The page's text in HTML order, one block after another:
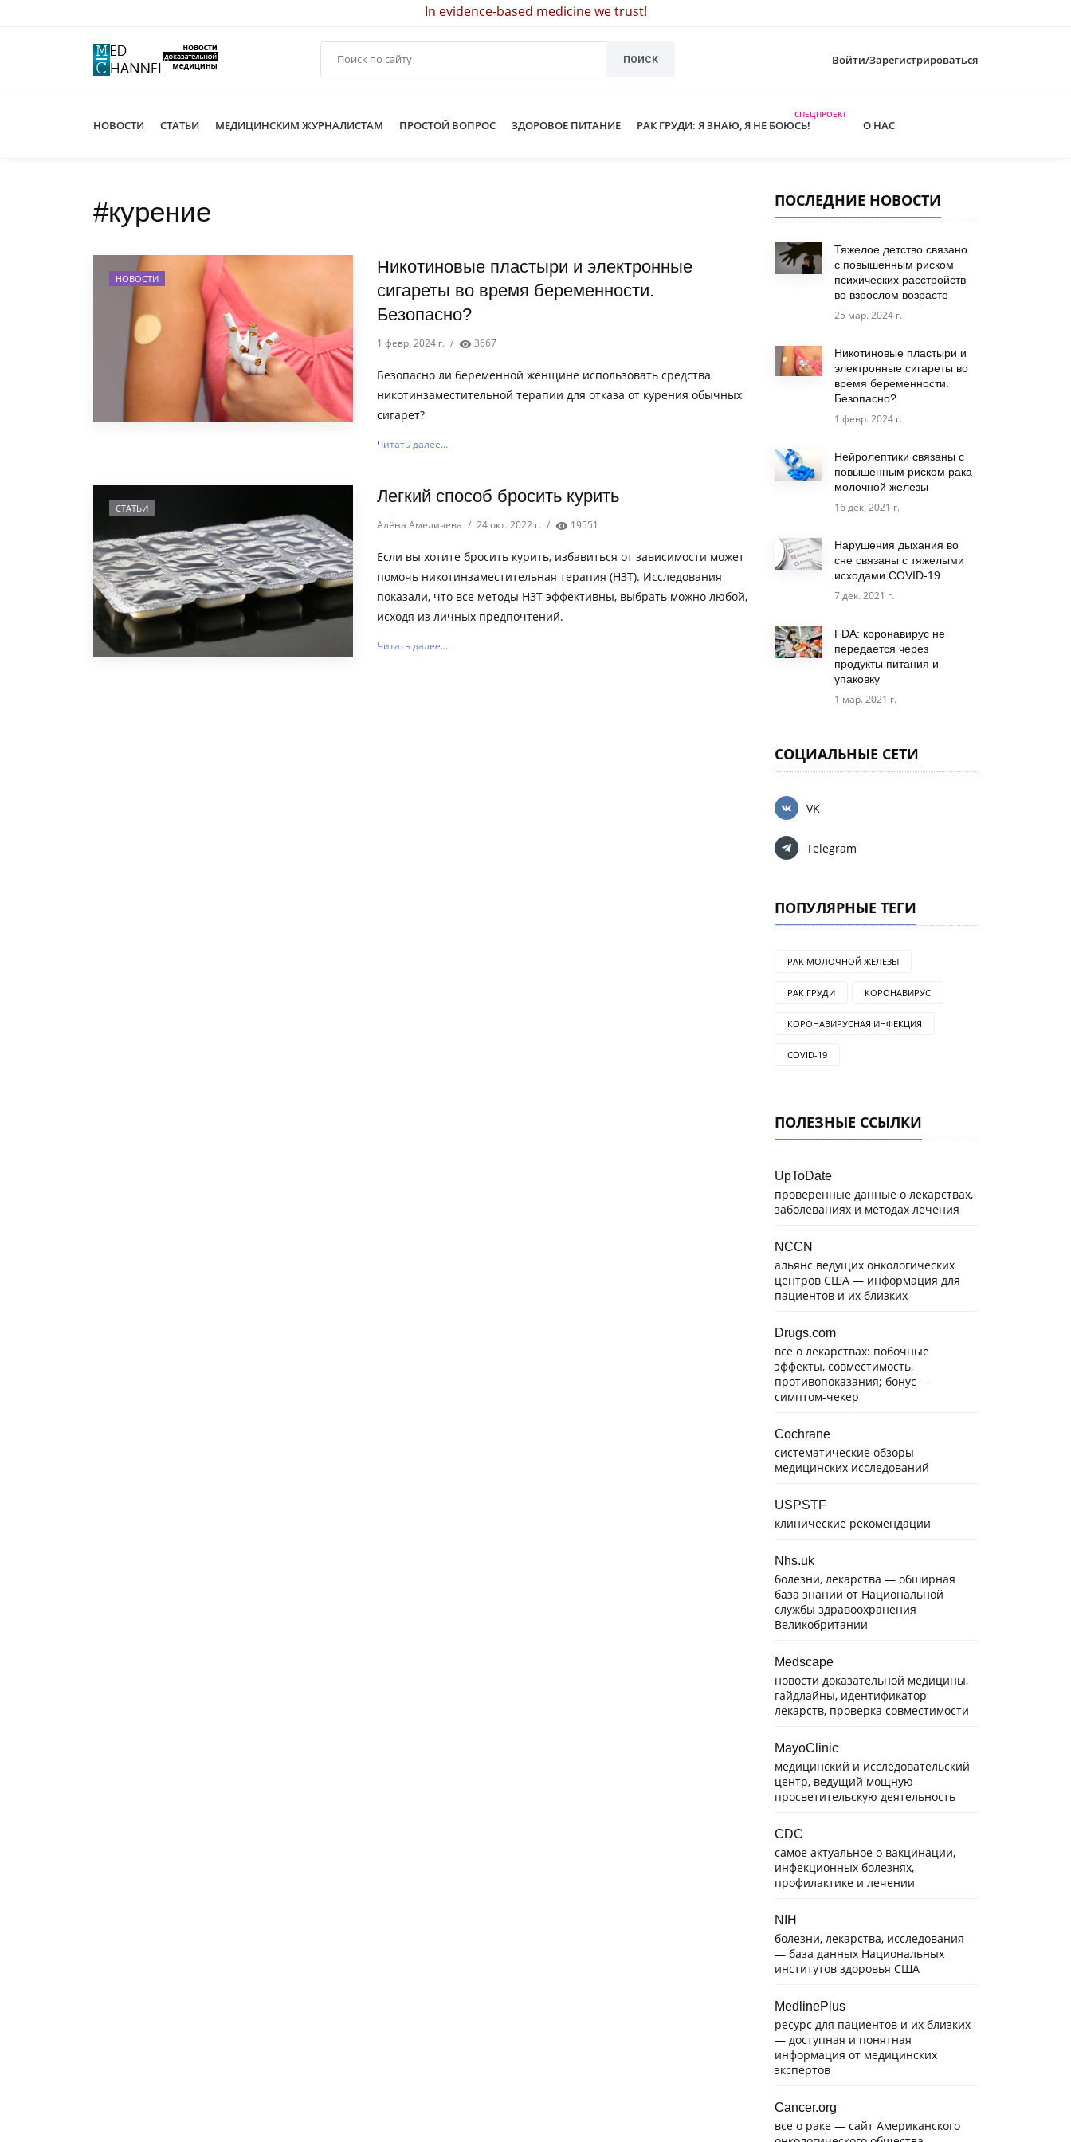
In evidence-based medicine we trust!
ПОИСК Войти/Зарегистрироваться
НОВОСТИ СТАТЬИ МЕДИЦИНСКИМ ЖУРНАЛИСТАМ ПРОСТОЙ ВОПРОС ЗДОРОВОЕ ПИТАНИЕ РАК ГРУДИ: Я ЗНАЮ, Я НЕ БОЮСЬ!
СПЕЦПРОЕКТ
О НАС
#курение
НОВОСТИ
Никотиновые пластыри и электронные
сигареты во время беременности.
Безопасно?
1 февр. 2024 г. / 3667
Безопасно ли беременной женщине использовать средства
никотинзаместительной терапии для отказа от курения обычных
сигарет?
Читать далее...
СТАТЬИ
Легкий способ бросить курить
Алёна Амеличева / 24 окт. 2022 г. / 19551
Если вы хотите бросить курить, избавиться от зависимости может
помочь никотинзаместительная терапия (НЗТ). Исследования
показали, что все методы НЗТ эффективны, выбрать можно любой,
исходя из личных предпочтений.
Читать далее...
ПОСЛЕДНИЕ НОВОСТИ
Тяжелое детство связано
с повышенным риском
психических расстройств
во взрослом возрасте
25 мар. 2024 г.
Никотиновые пластыри и
электронные сигареты во
время беременности.
Безопасно?
1 февр. 2024 г.
Нейролептики связаны с
повышенным риском рака
молочной железы
16 дек. 2021 г.
Нарушения дыхания во
сне связаны с тяжелыми
исходами COVID-19
7 дек. 2021 г.
FDA: коронавирус не
передается через
продукты питания и
упаковку
1 мар. 2021 г.
СОЦИАЛЬНЫЕ СЕТИ
VK
Telegram
ПОПУЛЯРНЫЕ ТЕГИ
РАК МОЛОЧНОЙ ЖЕЛЕЗЫ
РАК ГРУДИ КОРОНАВИРУС
КОРОНАВИРУСНАЯ ИНФЕКЦИЯ
COVID-19
ПОЛЕЗНЫЕ ССЫЛКИ
UpToDate
проверенные данные о лекарствах,
заболеваниях и методах лечения
NCCN
альянс ведущих онкологических
центров США — информация для
пациентов и их близких
Drugs.com
все о лекарствах: побочные
эффекты, совместимость,
противопоказания; бонус —
симптом-чекер
Cochrane
систематические обзоры
медицинских исследований
USPSTF
клинические рекомендации
Nhs.uk
болезни, лекарства — обширная
база знаний от Национальной
службы здравоохранения
Великобритании
Medscape
новости доказательной медицины,
гайдлайны, идентификатор
лекарств, проверка совместимости
MayoClinic
медицинский и исследовательский
центр, ведущий мощную
просветительскую деятельность
CDC
самое актуальное о вакцинации,
инфекционных болезнях,
профилактике и лечении
NIH
болезни, лекарства, исследования
— база данных Национальных
институтов здоровья США
MedlinePlus
ресурс для пациентов и их близких
— доступная и понятная
информация от медицинских
экспертов
Cancer.org
все о раке — сайт Американского